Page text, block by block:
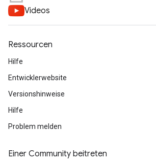
Videos
Ressourcen
Hilfe
Entwicklerwebsite
Versionshinweise
Hilfe
Problem melden
Einer Community beitreten